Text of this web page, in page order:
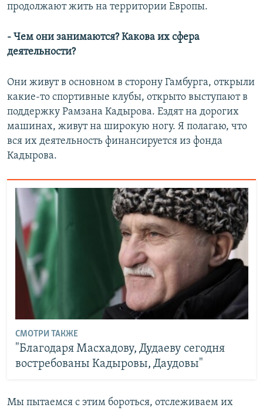
продолжают жить на территории Европы.
- Чем они занимаются? Какова их сфера
деятельности?
Они живут в основном в сторону Гамбурга, открыли
какие-то спортивные клубы, открыто выступают в
поддержку Рамзана Кадырова. Ездят на дорогих
машинах, живут на широкую ногу. Я полагаю, что
вся их деятельность финансируется из фонда
Кадырова.
СМОТРИ ТАКЖЕ
"Благодаря Масхадову, Дудаеву сегодня
востребованы Кадыровы, Даудовы"
Мы пытаемся с этим бороться, отслеживаем их